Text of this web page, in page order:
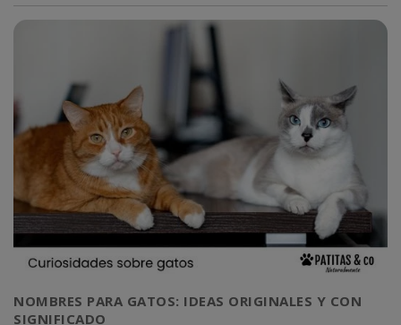
NOMBRES PARA GATOS: IDEAS ORIGINALES Y CON
SIGNIFICADO